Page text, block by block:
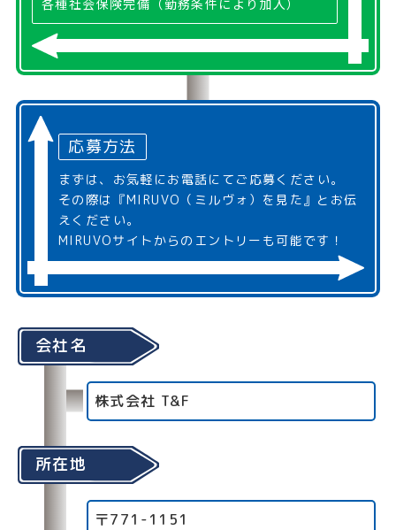
応募方法
まずは、お気軽にお電話にてご応募ください。
その際は『MIRUVO（ミルヴォ）を見た』とお伝
えください。
MIRUVOサイトからのエントリーも可能です！
会社名
株式会社 T&F
所在地
〒771-1151